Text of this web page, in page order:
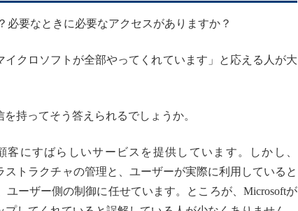
必要なときに必要なアクセスがありますか？
クロソフトが全部やってくれています」と応える人が大
持ってそう答えられるでしょうか。
客にすばらしいサービスを提供しています。しかし、
ストラクチャの管理と、ユーザーが実際に利用していると
ーザー側の制御に任せています。ところが、Microsoftが